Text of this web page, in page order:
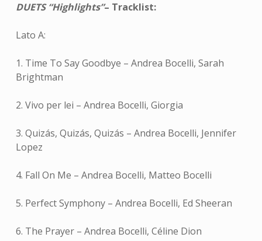
DUETS “Highlights”– Tracklist:
Lato A:
1. Time To Say Goodbye – Andrea Bocelli, Sarah
Brightman
2. Vivo per lei – Andrea Bocelli, Giorgia
3. Quizás, Quizás, Quizás – Andrea Bocelli, Jennifer
Lopez
4. Fall On Me – Andrea Bocelli, Matteo Bocelli
5. Perfect Symphony – Andrea Bocelli, Ed Sheeran
6. The Prayer – Andrea Bocelli, Céline Dion